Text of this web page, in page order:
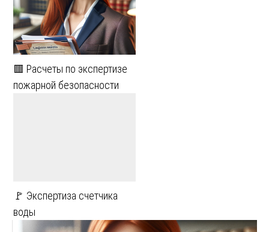
🟥 Расчеты по экспертизе
пожарной безопасности
🚩 Экспертиза счетчика
воды